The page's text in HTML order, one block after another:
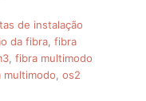
de instalação
da fibra ,fibra
,fibra multimodo
multimodo ,os2